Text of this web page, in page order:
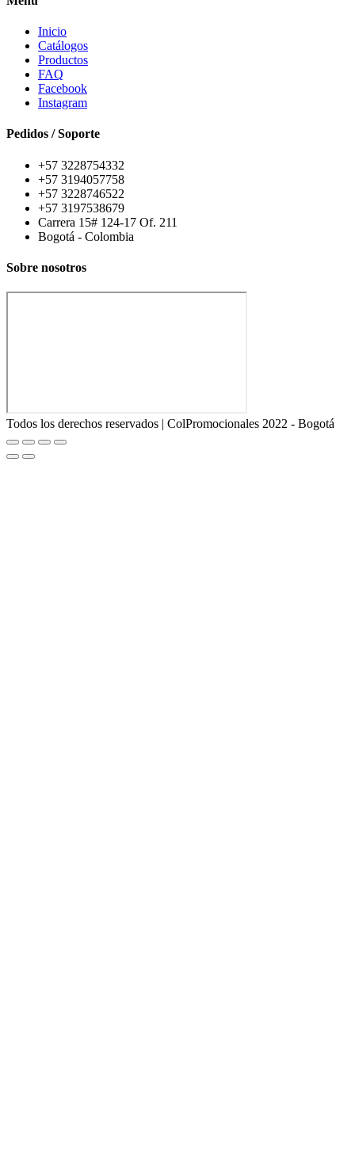
Inicio
Catálogos
Productos
FAQ
Facebook
Instagram
Pedidos / Soporte
+57 3228754332
+57 3194057758
+57 3228746522
+57 3197538679
Carrera 15# 124-17 Of. 211
Bogotá - Colombia
Sobre nosotros
Todos los derechos reservados | ColPromocionales 2022 - Bogotá